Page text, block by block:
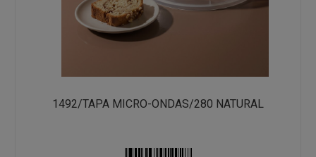
1492/TAPA MICRO-ONDAS/280 NATURAL